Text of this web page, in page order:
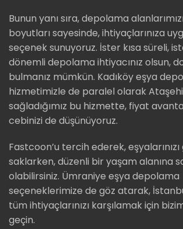
Bunun yanı sıra, depolama
boyutları sayesinde, ihtiyaçlarınıza
seçenek sunuyoruz. İster kısa süreli,
dönemli depolama ihtiyacınız olsun,
bulmanız mümkün. Kadıköy eşya
hizmetimizle de paralel olarak
sağladığımız bu hizmette, fiyat
cebinizi de düşünüyoruz.
Fastcoon’u tercih ederek,
saklarken, düzenli bir yaşam alanına
olabilirsiniz. Ümraniye eşya depolama
seçeneklerimize de göz atarak,
tüm ihtiyaçlarınızı karşılamak için
geçin.